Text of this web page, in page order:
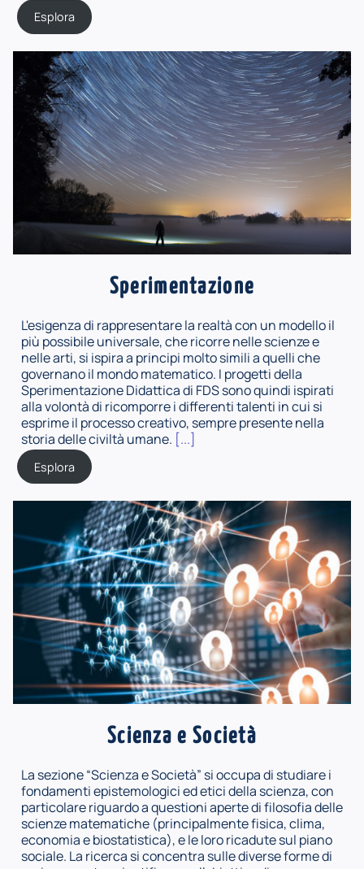
Esplora
Sperimentazione
L'esigenza di rappresentare la realtà con un modello il
più possibile universale, che ricorre nelle scienze e
nelle arti, si ispira a principi molto simili a quelli che
governano il mondo matematico. I progetti della
Sperimentazione Didattica di FDS sono quindi ispirati
alla volontà di ricomporre i differenti talenti in cui si
esprime il processo creativo, sempre presente nella
storia delle civiltà umane. [...]
Esplora
Scienza e Società
La sezione “Scienza e Società” si occupa di studiare i
fondamenti epistemologici ed etici della scienza, con
particolare riguardo a questioni aperte di filosofia delle
scienze matematiche (principalmente fisica, clima,
economia e biostatistica), e le loro ricadute sul piano
sociale. La ricerca si concentra sulle diverse forme di